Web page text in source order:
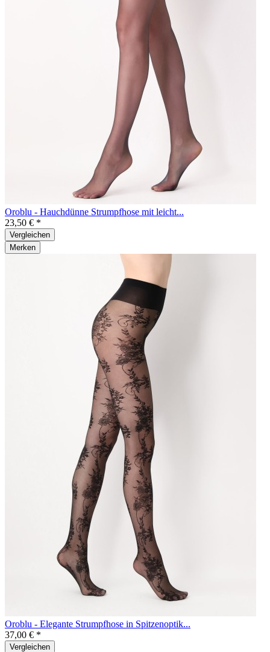
Oroblu - Hauchdünne Strumpfhose mit leicht...
23,50 € *
Vergleichen
Merken
Oroblu - Elegante Strumpfhose in Spitzenoptik...
37,00 € *
Vergleichen